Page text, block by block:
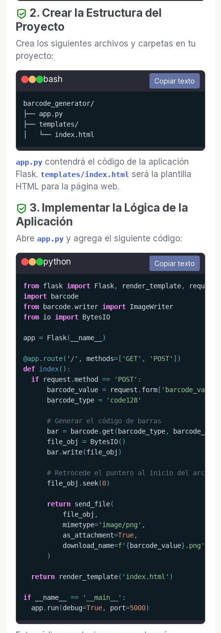
2. Crear la Estructura del
Proyecto
Crea los siguientes archivos y carpetas en tu
proyecto:
bash Copiar texto
barcode_generator/
├── app.py
├── templates/
│   └── index.html
app.py contendrá el código de la aplicación
Flask. templates/index.html será la plantilla
HTML para la página web.
3. Implementar la Lógica de la
Aplicación
Abre app.py y agrega el siguiente código:
python Copiar texto
from flask import Flask, render_template, request
import
from barcode.writer import
from io import BytesIO
app = Flask( __name__ )
@app. route( '/' , methods= [ 'GET' , 'POST' ] )
def index( ) :
if request .method == 'POST' :
      barcode_value
= request . form [ 'barcode_value'
      barcode_type
= 'code128'
# Generar el código de barras
      bar
= barcode. get ( barcode_type,
      file_obj
= BytesIO( )
      bar
.write(file_obj )
# Retrocede el puntero al inicio del archivo
      file_obj
. seek(0)
return send_file(
          file_obj
,
          mimetype
='image/png' ,
          as_attachment
=True,
          download_name
=f' {barcode_value} .png'
)
return render_template( 'index.html' )
if __name__ == '__main__' :
  app
. run(debug=True, port=5000)